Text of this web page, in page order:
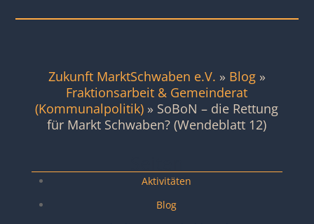
Zukunft MarktSchwaben e.V. » Blog»
Fraktionsarbeit & Gemeinderat
(Kommunalpolitik) » SoBoN – die Rettung
für Markt Schwaben? (Wendeblatt 12)
Aktivitäten
Blog